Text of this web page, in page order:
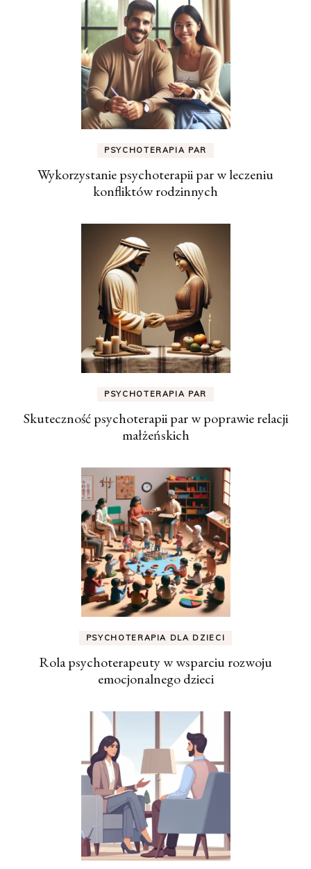
PSYCHOTERAPIA PAR
Wykorzystanie psychoterapii par w leczeniu
konfliktów rodzinnych
PSYCHOTERAPIA PAR
Skuteczność psychoterapii par w poprawie relacji
małżeńskich
PSYCHOTERAPIA DLA DZIECI
Rola psychoterapeuty w wsparciu rozwoju
emocjonalnego dzieci